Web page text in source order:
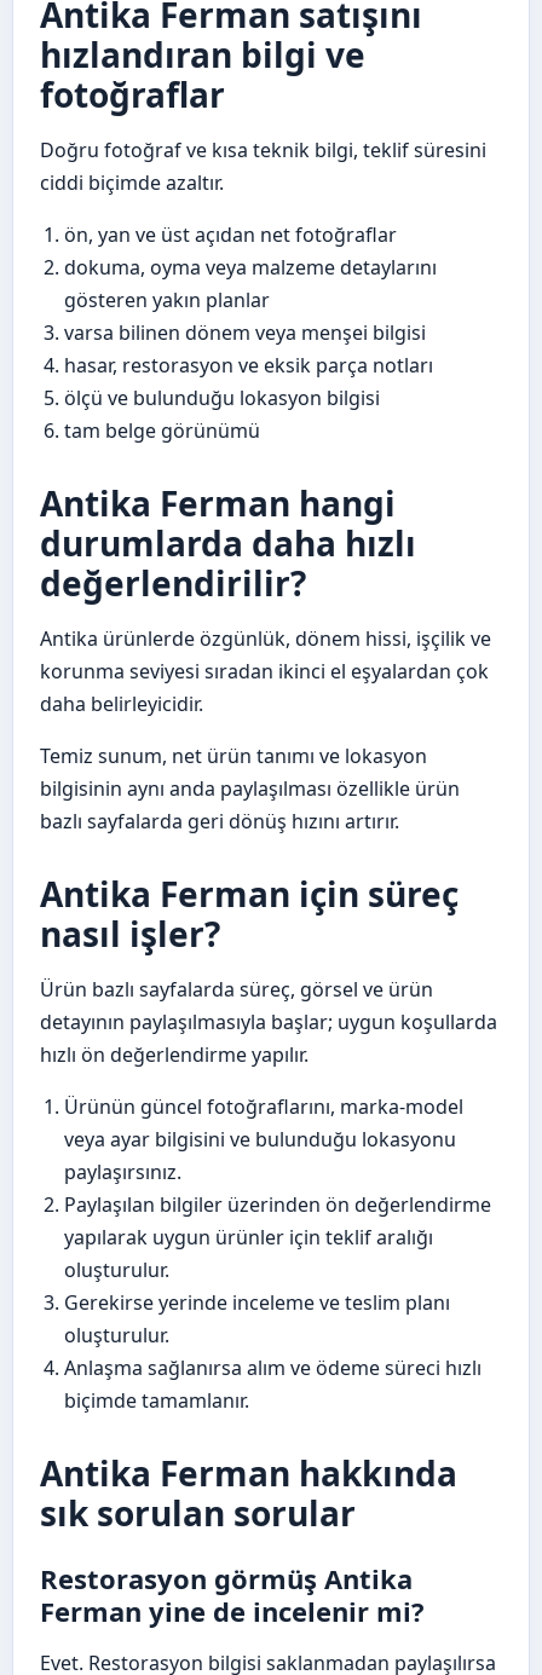
Antika Ferman satışını
hızlandıran bilgi ve
fotoğraflar
Doğru fotoğraf ve kısa teknik bilgi, teklif süresini
ciddi biçimde azaltır.
ön, yan ve üst açıdan net fotoğraflar
dokuma, oyma veya malzeme detaylarını
gösteren yakın planlar
varsa bilinen dönem veya menşei bilgisi
hasar, restorasyon ve eksik parça notları
ölçü ve bulunduğu lokasyon bilgisi
tam belge görünümü
Antika Ferman hangi
durumlarda daha hızlı
değerlendirilir?
Antika ürünlerde özgünlük, dönem hissi, işçilik ve
korunma seviyesi sıradan ikinci el eşyalardan çok
daha belirleyicidir.
Temiz sunum, net ürün tanımı ve lokasyon
bilgisinin aynı anda paylaşılması özellikle ürün
bazlı sayfalarda geri dönüş hızını artırır.
Antika Ferman için süreç
nasıl işler?
Ürün bazlı sayfalarda süreç, görsel ve ürün
detayının paylaşılmasıyla başlar; uygun koşullarda
hızlı ön değerlendirme yapılır.
Ürünün güncel fotoğraflarını, marka-model
veya ayar bilgisini ve bulunduğu lokasyonu
paylaşırsınız.
Paylaşılan bilgiler üzerinden ön değerlendirme
yapılarak uygun ürünler için teklif aralığı
oluşturulur.
Gerekirse yerinde inceleme ve teslim planı
oluşturulur.
Anlaşma sağlanırsa alım ve ödeme süreci hızlı
biçimde tamamlanır.
Antika Ferman hakkında
sık sorulan sorular
Restorasyon görmüş Antika
Ferman yine de incelenir mi?
Evet. Restorasyon bilgisi saklanmadan paylaşılırsa